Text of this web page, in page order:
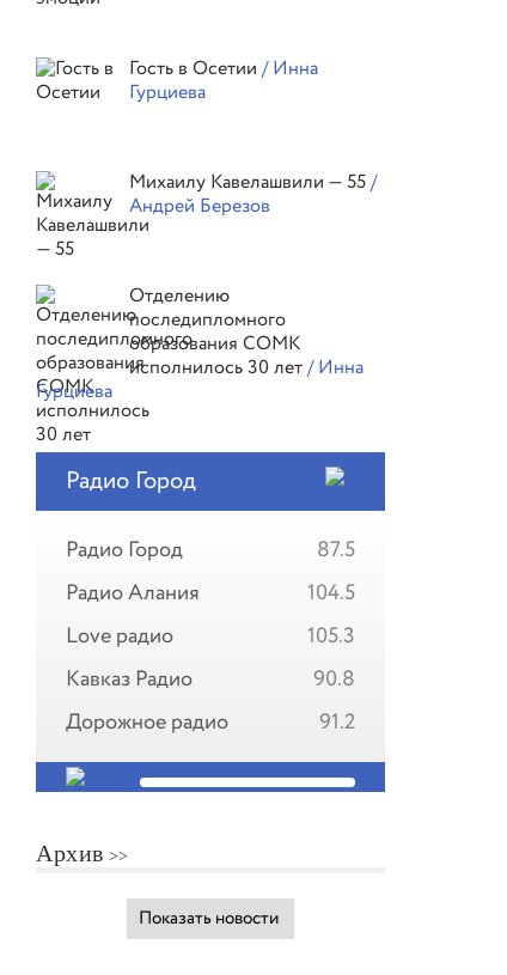
Гость в Осетии/ Инна
Гурциева
Михаилу Кавелашвили — 55/
Андрей Березов
Отделению
последипломного
образования СОМК
исполнилось 30 лет/ Инна
Гурциева
Радио Город
Радио Город
87.5
Радио Алания
104.5
Love радио
105.3
Кавказ Радио
90.8
Дорожное радио
91.2
Архив
Показать новости